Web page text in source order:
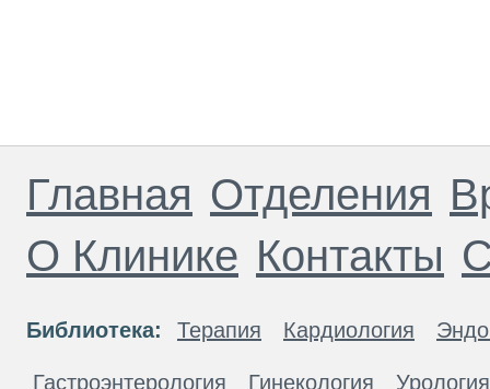
Главная Отделения
О Клинике Контакты
Библиотека: Терапия Кардиология
Гастроэнтерология Гинекология Урология